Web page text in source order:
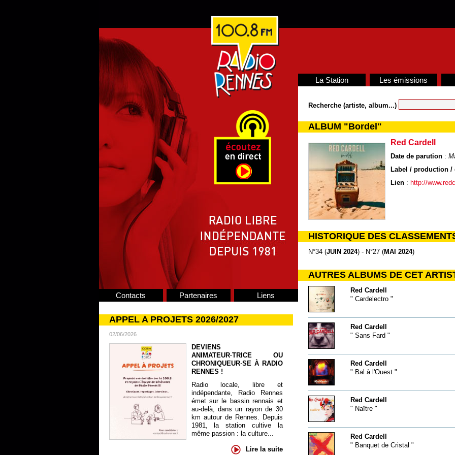
Contacts Partenaires Liens
APPEL A PROJETS 2026/2027
02/06/2026
DEVIENS
ANIMATEUR·TRICE OU
CHRONIQUEUR·SE À RADIO
RENNES !
Radio locale, libre et
indépendante, Radio Rennes
émet sur le bassin rennais et
au-delà, dans un rayon de 30
km autour de Rennes. Depuis
1981, la station cultive la
même passion : la culture...
Lire la suite
La Station Les émissions
Recherche (artiste, album...)
ALBUM "Bordel"
Red Cardell
Date de parution:
Label / production
Lien: http://
HISTORIQUE DES
N°34 (JUIN 2024) - N°27 (MAI 2024)
AUTRES ALBUMS DE CET
Red Cardell
" Cardelectro "
Red Cardell
" Sans Fard "
Red Cardell
" Bal à l'Ouest "
Red Cardell
" Naître "
Red Cardell
" Banquet de Cristal "